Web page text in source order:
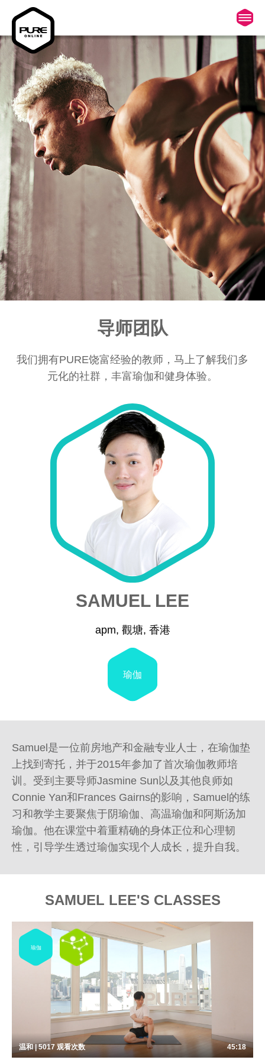
导师团队
我们拥有PURE饶富经验的教师，马上了解我们多
元化的社群，丰富瑜伽和健身体验。
SAMUEL LEE
apm, 觀塘, 香港
瑜伽
Samuel是一位前房地产和金融专业人士，在瑜伽垫
上找到寄托，并于2015年参加了首次瑜伽教师培
训。受到主要导师Jasmine Sun以及其他良师如
Connie Yan和Frances Gairns的影响，Samuel的练
习和教学主要聚焦于阴瑜伽、高温瑜伽和阿斯汤加
瑜伽。他在课堂中着重精确的身体正位和心理韧
性，引导学生透过瑜伽实现个人成长，提升自我。
SAMUEL LEE'S CLASSES
瑜伽
温和 | 5017 观看次数 45:18